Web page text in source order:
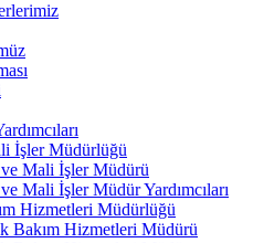
İşler Müdürlüğü
Mali İşler Müdürü
Mali İşler Müdür Yardımcıları
Hizmetleri Müdürlüğü
Bakım Hizmetleri Müdürü